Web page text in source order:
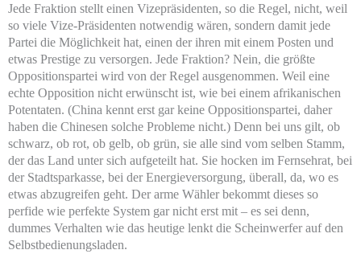
Jede Fraktion stellt einen Vizepräsidenten, so die Regel, nicht, weil
so viele Vize-Präsidenten notwendig wären, sondern damit jede
Partei die Möglichkeit hat, einen der ihren mit einem Posten und
etwas Prestige zu versorgen. Jede Fraktion? Nein, die größte
Oppositionspartei wird von der Regel ausgenommen. Weil eine
echte Opposition nicht erwünscht ist, wie bei einem afrikanischen
Potentaten. (China kennt erst gar keine Oppositionspartei, daher
haben die Chinesen solche Probleme nicht.) Denn bei uns gilt, ob
schwarz, ob rot, ob gelb, ob grün, sie alle sind vom selben Stamm,
der das Land unter sich aufgeteilt hat. Sie hocken im Fernsehrat, bei
der Stadtsparkasse, bei der Energieversorgung, überall, da, wo es
etwas abzugreifen geht. Der arme Wähler bekommt dieses so
perfide wie perfekte System gar nicht erst mit – es sei denn,
dummes Verhalten wie das heutige lenkt die Scheinwerfer auf den
Selbstbedienungsladen.